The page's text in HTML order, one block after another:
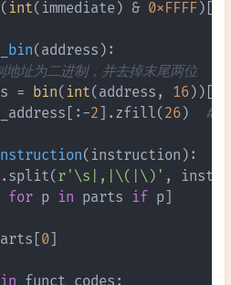
( int(immediate) & 0xFFFF )[
( address ):
址为二进制，并去掉末尾两位
=
bin( int(address, 16))[
2 ].zfill( 26) #
( instruction ):
r'\s|,|\(|\)' ,
for p in parts if p]
0